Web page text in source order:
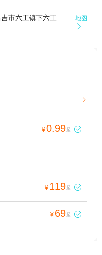
市六工镇下六工
地图


¥0.99起 
¥ 119起 
¥ 69起 